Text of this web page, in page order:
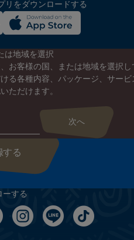
リをダウンロードする
ーに登録する
情報、スペシャルプロモーショ
ーする
は地域を選択
お客様の国、または地域を選択し
る各種内容、パッケージ、サービ
ただけます。